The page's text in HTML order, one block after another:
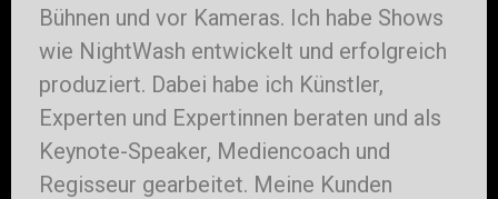
Bühnen und vor Kameras. Ich habe Shows
wie NightWash entwickelt und erfolgreich
produziert. Dabei habe ich Künstler,
Experten und Expertinnen beraten und als
Keynote-Speaker, Mediencoach und
Regisseur gearbeitet. Meine Kunden